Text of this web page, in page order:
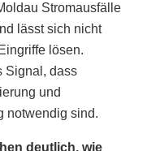
Stromausfälle
lässt sich nicht
lösen.
Signal, dass
und
notwendig sind.
deutlich, wie